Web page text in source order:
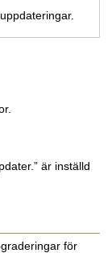
är inställd
för